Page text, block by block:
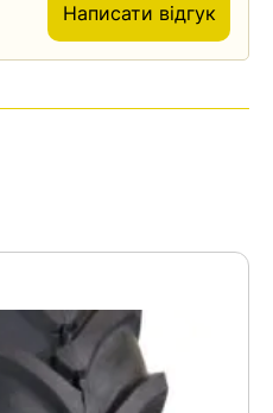
Написати відгук